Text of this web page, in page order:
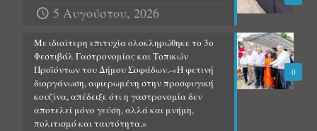
5 Αυγούστου, 2026
0
Με ιδιαίτερη επιτυχία ολοκληρώθηκε το 3ο
Φεστιβάλ Γαστρονομίας και Τοπικών
Προϊόντων του Δήμου Σοφάδων.-«Η φετινή
διοργάνωση, αφιερωμένη στην προσφυγική
κουζίνα, απέδειξε ότι η γαστρονομία δεν
αποτελεί μόνο γεύση, αλλά και μνήμη,
πολιτισμό και ταυτότητα.»